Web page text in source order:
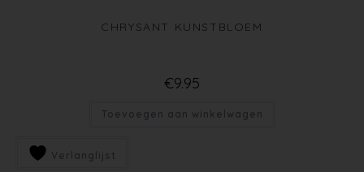
CHRYSANT KUNSTBLOEM
€9.95
Toevoegen aan winkelwagen
Verlanglijst